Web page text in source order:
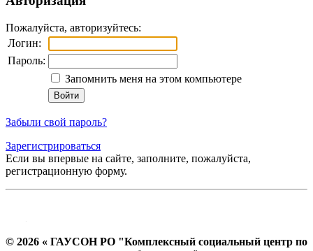
Пожалуйста, авторизуйтесь:
Логин:
Пароль:
Запомнить меня на этом компьютере
Забыли свой пароль?
Зарегистрироваться
Если вы впервые на сайте, заполните, пожалуйста,
регистрационную форму.
© 2026 « ГАУСОН РО "Комплексный социальный центр по